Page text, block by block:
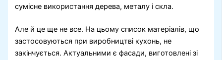
сумісне використання дерева, металу і скла.
Але й це ще не все. На цьому список матеріалів, що
застосовуються при виробництві кухонь, не
закінчується. Актуальними є фасади, виготовлені зі